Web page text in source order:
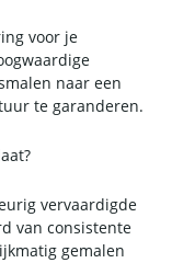
voor je
naar een
te garanderen.
vervaardigde
van consistente
gemalen